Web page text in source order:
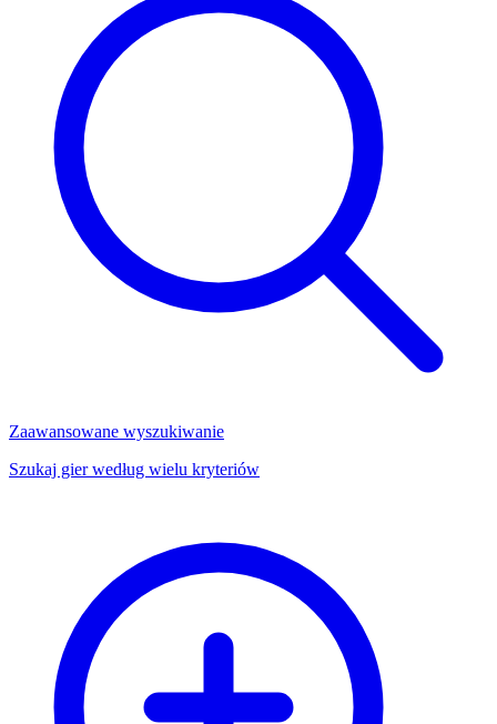
Zaawansowane wyszukiwanie
Szukaj gier według wielu kryteriów